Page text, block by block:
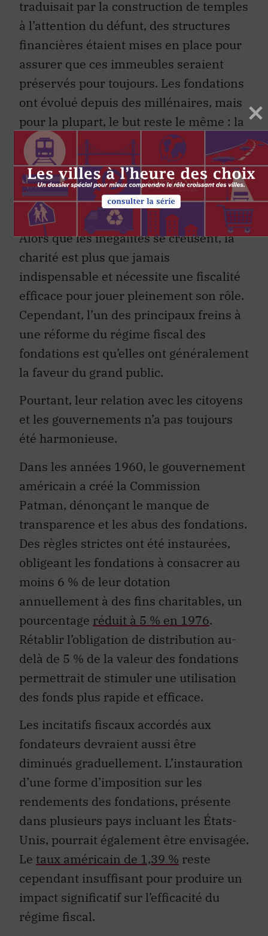
traduisait par la construction de temples
à l’attention du défunt, des structures
financières étaient mises en place pour
assurer que ces immeubles seraient
préservés pour toujours. Les fondations
ont évolué depuis des millénaires, mais
pour la plupart, le but reste le même : la
recherche de la perpétuité.
Réformer la fiscalité des
fondations pour qu’elles
jouent leur rôle
Alors que les inégalités se creusent, la
charité est plus que jamais
indispensable et nécessite une fiscalité
efficace pour jouer pleinement son rôle.
Cependant, l’un des principaux freins à
une réforme du régime fiscal des
fondations est qu’elles ont généralement
la faveur du grand public.
Pourtant, leur relation avec les citoyens
et les gouvernements n’a pas toujours
été harmonieuse.
Dans les années 1960, le gouvernement
américain a créé la Commission
Patman, dénonçant le manque de
transparence et les abus des fondations.
Des règles strictes ont été instaurées,
obligeant les fondations à consacrer au
moins 6 % de leur dotation
annuellement à des fins charitables, un
pourcentage réduit à 5 % en 1976.
Rétablir l’obligation de distribution au-
delà de 5 % de la valeur des fondations
permettrait de stimuler une utilisation
des fonds plus rapide et efficace.
Les incitatifs fiscaux accordés aux
fondateurs devraient aussi être
diminués graduellement. L’instauration
d’une forme d’imposition sur les
rendements des fondations, présente
dans plusieurs pays incluant les États-
Unis, pourrait également être envisagée.
Le taux américain de 1,39 % reste
cependant insuffisant pour produire un
impact significatif sur l’efficacité du
régime fiscal.